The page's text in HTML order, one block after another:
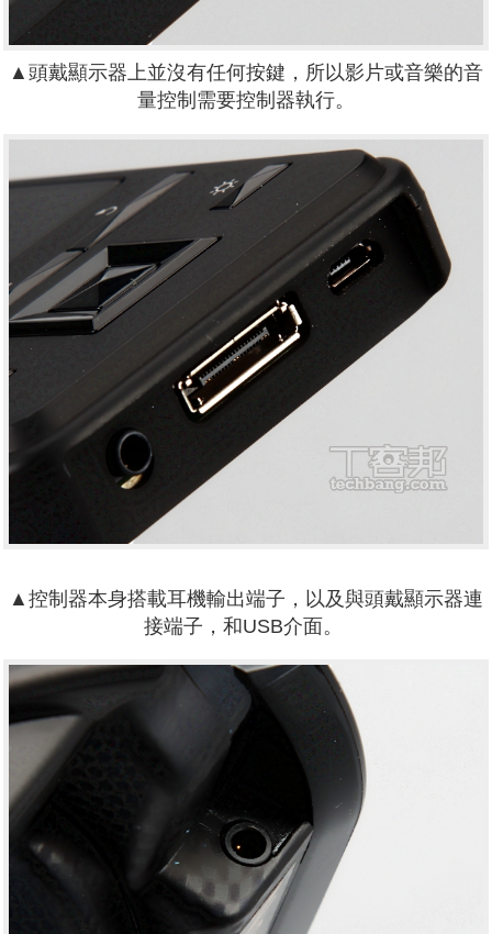
▲ 頭戴顯示器上並沒有任何按鍵，所以影片或音樂的音
量控制需要控制器執行。
▲ 控制器本身搭載耳機輸出端子，以及與頭戴顯示器連
接端子，和USB介面。